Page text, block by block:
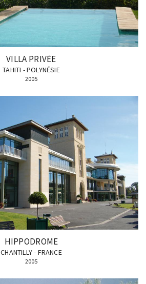
VILLA PRIVÉE
TAHITI - POLYNÉSIE
2005
HIPPODROME
CHANTILLY - FRANCE
2005